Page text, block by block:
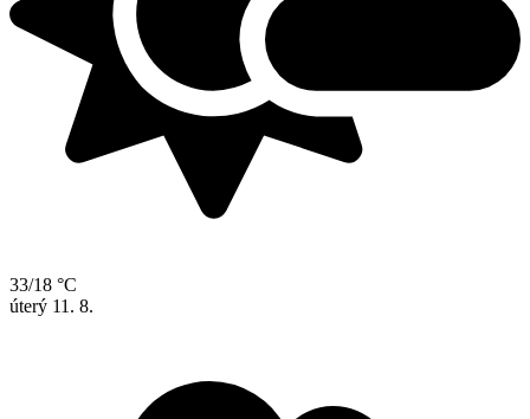
33/18 °C
úterý 11. 8.